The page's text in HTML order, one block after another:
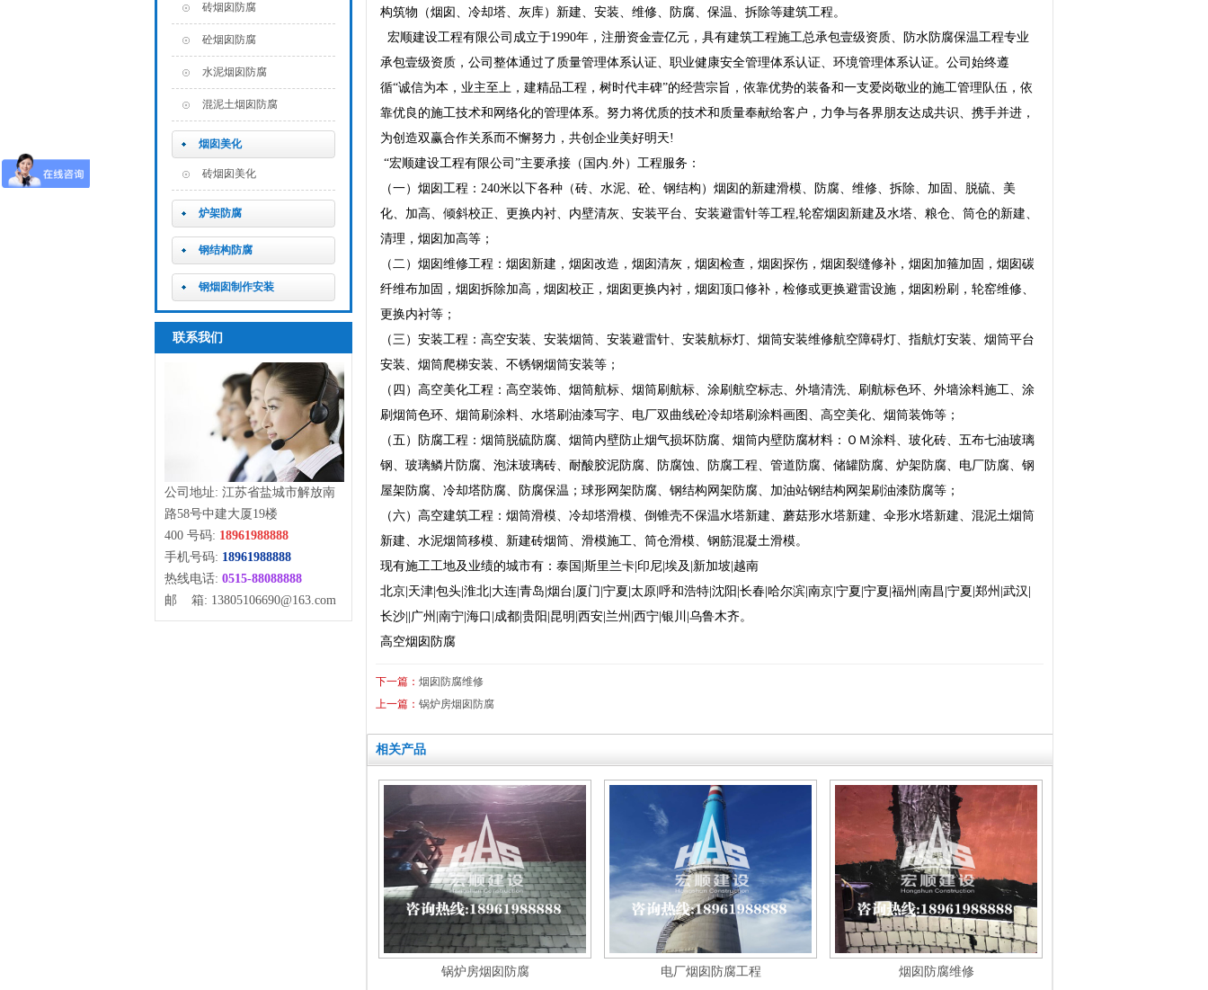
砖烟囱防腐
砼烟囱防腐
水泥烟囱防腐
混泥土烟囱防腐
烟囱美化
砖烟囱美化
炉架防腐
钢结构防腐
钢烟囱制作安装
联系我们
公司地址: 江苏省盐城市解放南
路58号中建大厦19楼
400 号码: 18961988888
手机号码: 18961988888
热线电话: 0515-88088888
邮 箱: 13805106690@163.com
构筑物（烟囱、冷却塔、灰库）新建、安装、维修、防腐、保温、拆除等建筑工程。
宏顺建设工程有限公司成立于1990年，注册资金壹亿元，具有建筑工程施工总承包壹级资质、防水防腐保温工程专业
承包壹级资质，公司整体通过了质量管理体系认证、职业健康安全管理体系认证、环境管理体系认证。公司始终遵
循“诚信为本，业主至上，建精品工程，树时代丰碑”的经营宗旨，依靠优势的装备和一支爱岗敬业的施工管理队伍，依
靠优良的施工技术和网络化的管理体系。努力将优质的技术和质量奉献给客户，力争与各界朋友达成共识、携手并进，
为创造双赢合作关系而不懈努力，共创企业美好明天!
“宏顺建设工程有限公司”主要承接（国内.外）工程服务：
（一）烟囱工程：240米以下各种（砖、水泥、砼、钢结构）烟囱的新建滑模、防腐、维修、拆除、加固、脱硫、美
化、加高、倾斜校正、更换内衬、内壁清灰、安装平台、安装避雷针等工程,轮窑烟囱新建及水塔、粮仓、筒仓的新建、
清理，烟囱加高等；
（二）烟囱维修工程：烟囱新建，烟囱改造，烟囱清灰，烟囱检查，烟囱探伤，烟囱裂缝修补，烟囱加箍加固，烟囱碳
纤维布加固，烟囱拆除加高，烟囱校正，烟囱更换内衬，烟囱顶口修补，检修或更换避雷设施，烟囱粉刷，轮窑维修、
更换内衬等；
（三）安装工程：高空安装、安装烟筒、安装避雷针、安装航标灯、烟筒安装维修航空障碍灯、指航灯安装、烟筒平台
安装、烟筒爬梯安装、不锈钢烟筒安装等；
（四）高空美化工程：高空装饰、烟筒航标、烟筒刷航标、涂刷航空标志、外墙清洗、刷航标色环、外墙涂料施工、涂
刷烟筒色环、烟筒刷涂料、水塔刷油漆写字、电厂双曲线砼冷却塔刷涂料画图、高空美化、烟筒装饰等；
（五）防腐工程：烟筒脱硫防腐、烟筒内壁防止烟气损坏防腐、烟筒内壁防腐材料：ＯＭ涂料、玻化砖、五布七油玻璃
钢、玻璃鳞片防腐、泡沫玻璃砖、耐酸胶泥防腐、防腐蚀、防腐工程、管道防腐、储罐防腐、炉架防腐、电厂防腐、钢
屋架防腐、冷却塔防腐、防腐保温；球形网架防腐、钢结构网架防腐、加油站钢结构网架刷油漆防腐等；
（六）高空建筑工程：烟筒滑模、冷却塔滑模、倒锥壳不保温水塔新建、蘑菇形水塔新建、伞形水塔新建、混泥土烟筒
新建、水泥烟筒移模、新建砖烟筒、滑模施工、筒仓滑模、钢筋混凝土滑模。
现有施工工地及业绩的城市有：泰国|斯里兰卡|印尼|埃及|新加坡|越南
北京|天津|包头|淮北|大连|青岛|烟台|厦门|宁夏|太原|呼和浩特|沈阳|长春|哈尔滨|南京|宁夏|宁夏|福州|南昌|宁夏|郑州|武汉|
长沙||广州|南宁|海口|成都|贵阳|昆明|西安|兰州|西宁|银川|乌鲁木齐。
高空烟囱防腐
下一篇： 烟囱防腐维修
上一篇： 锅炉房烟囱防腐
相关产品
锅炉房烟囱防腐 电厂烟囱防腐工程 烟囱防腐维修